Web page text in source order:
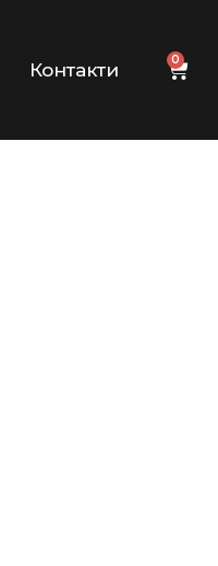
Контакти 0